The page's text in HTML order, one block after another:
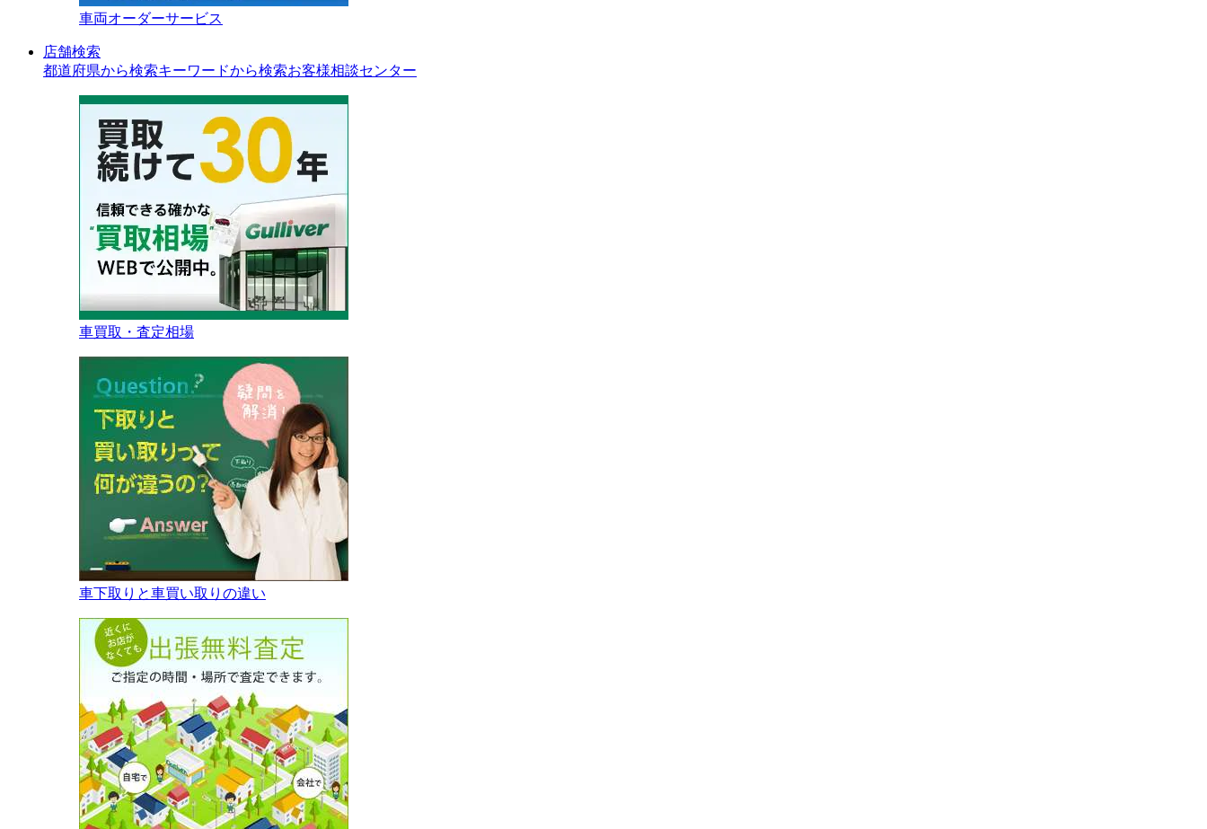
車両オーダーサービス
店舗検索
都道府県から検索キーワードから検索お客様相談センター
車買取・査定相場
車下取りと車買い取りの違い